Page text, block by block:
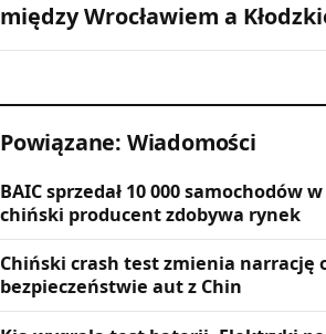
między Wrocławiem a
Powiązane: Wiadomości
BAIC sprzedał 10 000 samochodów
chiński producent zdobywa rynek
Chiński crash test zmienia narrację
bezpieczeństwie aut z Chin